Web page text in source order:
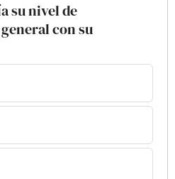
su nivel de
con su